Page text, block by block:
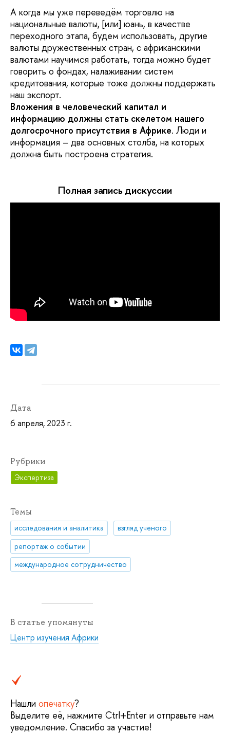
А когда мы уже переведём торговлю на
национальные валюты, [или] юань, в качестве
переходного этапа, будем использовать, другие
валюты дружественных стран, с африканскими
валютами научимся работать, тогда можно будет
говорить о фондах, налаживании систем
кредитования, которые тоже должны поддержать
наш экспорт.
Вложения в человеческий капитал и
информацию должны стать скелетом нашего
долгосрочного присутствия в Африке. Люди и
информация – два основных столба, на которых
должна быть построена стратегия.
Полная запись дискуссии
Дата
6 апреля, 2023 г.
Рубрики
Экспертиза
Темы
исследования и аналитика
взгляд ученого
репортаж о событии
международное сотрудничество
В статье упомянуты
Центр изучения Африки
Нашли опечатку?
Выделите её, нажмите Ctrl+Enter и отправьте нам
уведомление. Спасибо за участие!